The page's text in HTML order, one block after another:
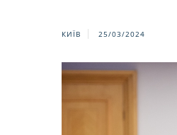
КИЇВ 25/03/2024